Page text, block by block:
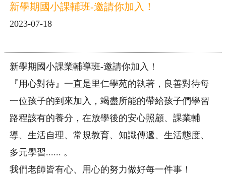
新學期國小課輔班-邀請你加入！
2023-07-18
新學期國小課業輔導班-邀請你加入！
『用心對待』一直是里仁學苑的執著，良善對待每
一位孩子的到來加入，竭盡所能的帶給孩子們學習
路程該有的養分，在放學後的安心照顧、課業輔
導、生活自理、常規教育、知識傳遞、生活態度、
多元學習...... 。
我們老師皆有心、用心的努力做好每一件事！